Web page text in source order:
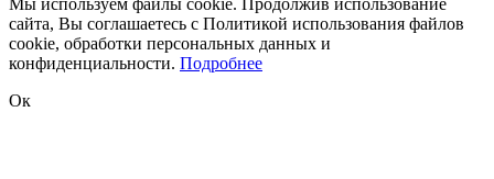
сайта, Вы соглашаетесь с Политикой использования файлов
cookie, обработки персональных данных и
конфиденциальности. Подробнее
Ок